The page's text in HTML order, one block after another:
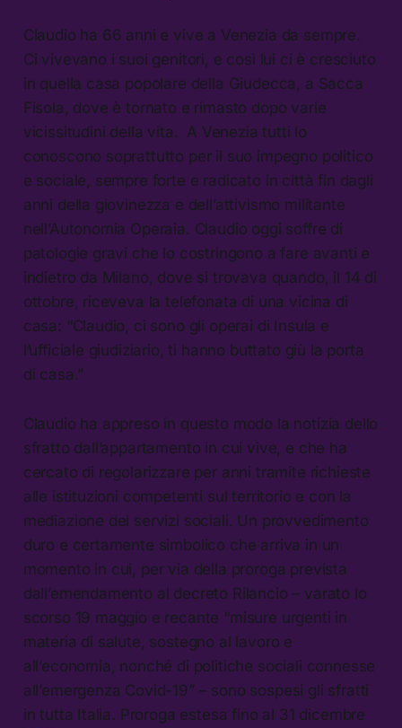
Claudio ha 66 anni e vive a Venezia da sempre.
Ci vivevano i suoi genitori, e così lui ci è cresciuto
in quella casa popolare della Giudecca, a Sacca
Fisola, dove è tornato e rimasto dopo varie
vicissitudini della vita. A Venezia tutti lo
conoscono soprattutto per il suo impegno politico
e sociale, sempre forte e radicato in città fin dagli
anni della giovinezza e dell’attivismo militante
nell’Autonomia Operaia. Claudio oggi soffre di
patologie gravi che lo costringono a fare avanti e
indietro da Milano, dove si trovava quando, il 14 di
ottobre, riceveva la telefonata di una vicina di
casa: “Claudio, ci sono gli operai di Insula e
l’ufficiale giudiziario, ti hanno buttato giù la porta
di casa.”
Claudio ha appreso in questo modo la notizia dello
sfratto dall’appartamento in cui vive, e che ha
cercato di regolarizzare per anni tramite richieste
alle istituzioni competenti sul territorio e con la
mediazione dei servizi sociali. Un provvedimento
duro e certamente simbolico che arriva in un
momento in cui, per via della proroga prevista
dall’emendamento al decreto Rilancio – varato lo
scorso 19 maggio e recante “misure urgenti in
materia di salute, sostegno al lavoro e
all’economia, nonché di politiche sociali connesse
all’emergenza Covid-19” – sono sospesi gli sfratti
in tutta Italia. Proroga estesa fino al 31 dicembre